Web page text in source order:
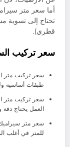
أما سعر متر
تحتاج إلى تسوية
قطري).
سعر تركيب
طبقات أساسية
العمل يحتاج
للمتر في أغلب